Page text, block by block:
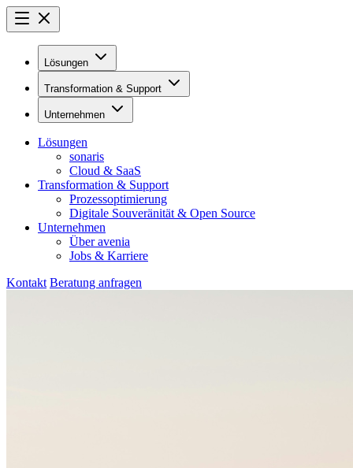
Lösungen
Transformation & Support
Unternehmen
Lösungen
sonaris
Cloud & SaaS
Transformation & Support
Prozessoptimierung
Digitale Souveränität & Open Source
Unternehmen
Über avenia
Jobs & Karriere
Kontakt Beratung anfragen